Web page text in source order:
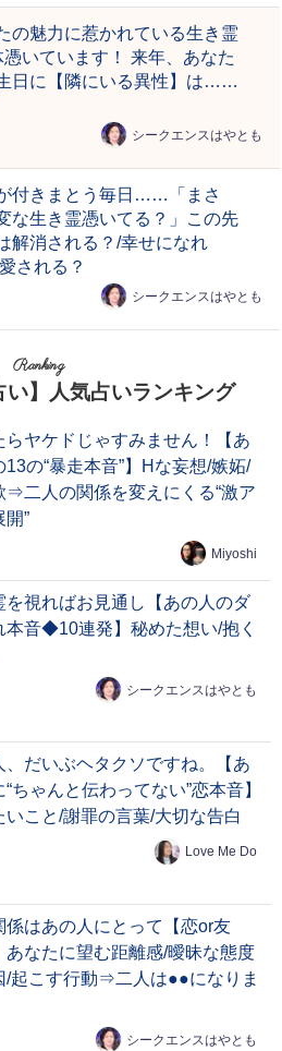
の魅力に惹かれている生き霊
憑いています！ 来年、あなた
日に【隣にいる異性】は……
シークエンスはやとも
付きまとう毎日……「まさ
な生き霊憑いてる？」この先
解消される？/幸せになれ
される？
シークエンスはやとも
Ranking
い】人気占いランキング
らヤケドじゃすみません！【あ
13の“暴走本音”】Hな妄想/嫉妬/
⇒二人の関係を変えにくる“激ア
開”
Miyoshi
を視ればお見通し【あの人のダ
本音◆10連発】秘めた想い/抱く
シークエンスはやとも
、だいぶヘタクソですね。【あ
“ちゃんと伝わってない”恋本音】
いこと/謝罪の言葉/大切な告白
Love Me Do
係はあの人にとって【恋or友
あなたに望む距離感/曖昧な態度
/起こす行動⇒二人は●●になりま
シークエンスはやとも